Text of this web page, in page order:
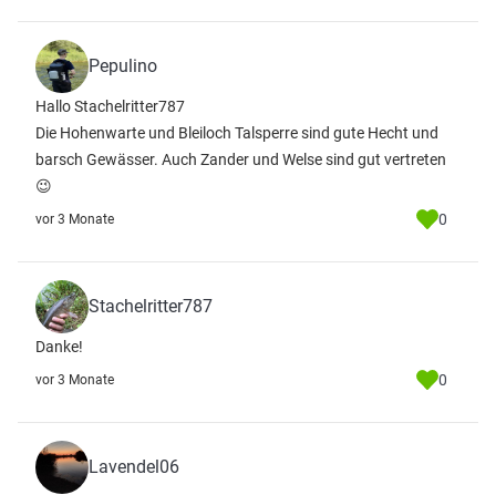
Pepulino
Hallo Stachelritter787
Die Hohenwarte und Bleiloch Talsperre sind gute Hecht und
barsch Gewässer. Auch Zander und Welse sind gut vertreten
😉
vor 3 Monate 0
Stachelritter787
Danke!
vor 3 Monate 0
Lavendel06